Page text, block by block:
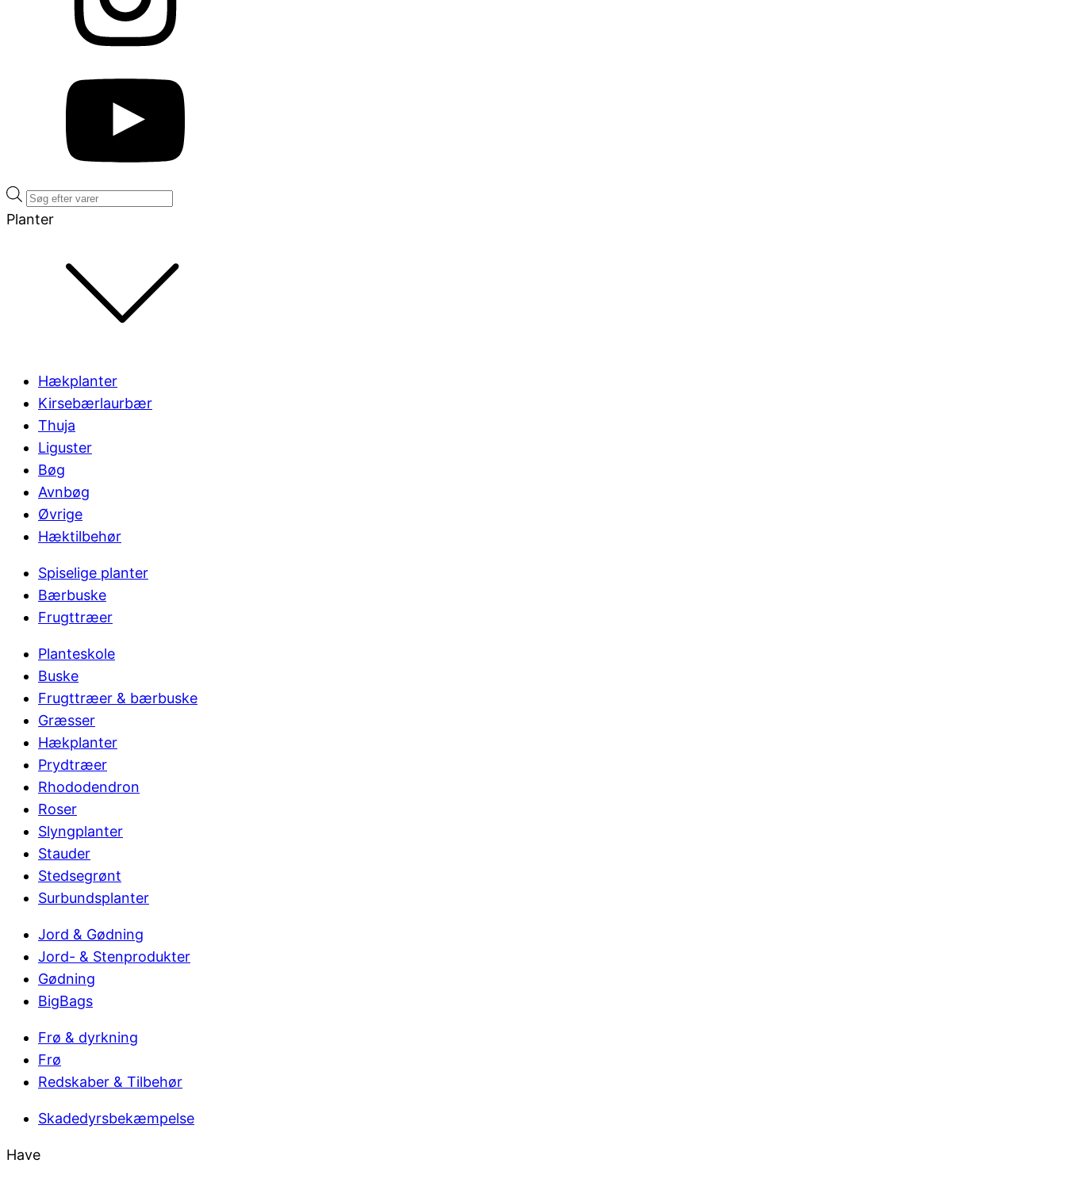
Products
search
Planter
Hækplanter
Kirsebærlaurbær
Thuja
Liguster
Bøg
Avnbøg
Øvrige
Hæktilbehør
Spiselige planter
Bærbuske
Frugttræer
Planteskole
Buske
Frugttræer & bærbuske
Græsser
Hækplanter
Prydtræer
Rhododendron
Roser
Slyngplanter
Stauder
Stedsegrønt
Surbundsplanter
Jord & Gødning
Jord- & Stenprodukter
Gødning
BigBags
Frø & dyrkning
Frø
Redskaber & Tilbehør
Skadedyrsbekæmpelse
Have